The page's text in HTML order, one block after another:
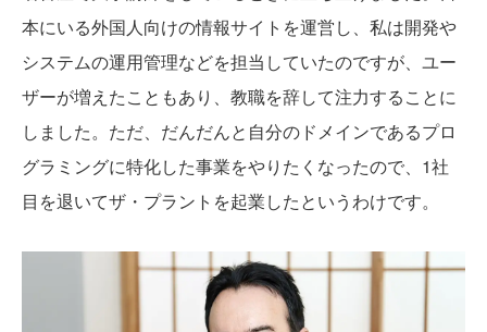
本にいる外国人向けの情報サイトを運営し、私は開発や
システムの運用管理などを担当していたのですが、ユー
ザーが増えたこともあり、教職を辞して注力することに
しました。ただ、だんだんと自分のドメインであるプロ
グラミングに特化した事業をやりたくなったので、1社
目を退いてザ・プラントを起業したというわけです。